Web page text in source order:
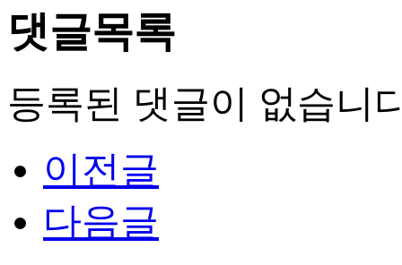
댓글목록
등록된 댓글이 없습니
이전글
다음글